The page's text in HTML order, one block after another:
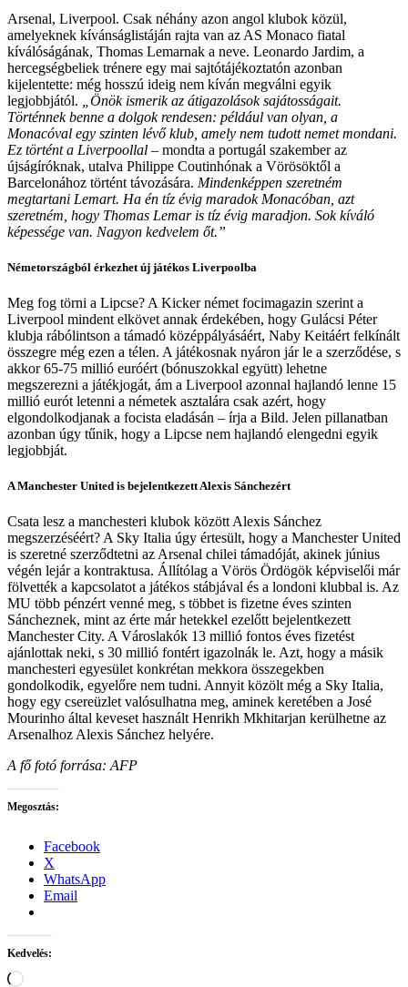
Arsenal, Liverpool. Csak néhány azon angol klubok közül,
amelyeknek kívánságlistáján rajta van az AS Monaco fiatal
kíválóságának, Thomas Lemarnak a neve. Leonardo Jardim, a
hercegségbeliek trénere egy mai sajtótájékoztatón azonban
kijelentette: még hosszú ideig nem kíván megválni egyik
legjobbjától.
„Önök ismerik az átigazolások sajátosságait.
Történnek benne a dolgok rendesen: például van olyan, a
Monacóval egy szinten lévő klub, amely nem tudott nemet mondani.
Ez történt a Liverpoollal – mondta a portugál szakember az
újságíróknak, utalva Philippe Coutinhónak a Vörösöktől a
Barcelonához történt távozására. Mindenképpen szeretném
megtartani Lemart. Ha én tíz évig maradok Monacóban, azt
szeretném, hogy Thomas Lemar is tíz évig maradjon. Sok kíváló
képessége van. Nagyon kedvelem őt.”
Németországból érkezhet új játékos Liverpoolba
Meg fog törni a Lipcse? A Kicker német focimagazin szerint a
Liverpool mindent elkövet annak érdekében, hogy Gulácsi Péter
klubja rábólintson a támadó középpályásáért, Naby Keitáért felkínált
összegre még ezen a télen. A játékosnak nyáron jár le a szerződése, s
akkor 65-75 millió euróért (bónuszokkal együtt) lehetne
megszerezni a játékjogát, ám a Liverpool azonnal hajlandó lenne 15
millió eurót letenni a németek asztalára csak azért, hogy
elgondolkodjanak a focista eladásán – írja a Bild. Jelen pillanatban
azonban úgy tűnik, hogy a Lipcse nem hajlandó elengedni egyik
legjobbját.
A Manchester United is bejelentkezett Alexis Sánchezért
Csata lesz a manchesteri klubok között Alexis Sánchez
megszerzéséért? A Sky Italia úgy értesült, hogy a Manchester United
is szeretné szerződtetni az Arsenal chilei támadóját, akinek június
végén lejár a kontraktusa. Állítólag a Vörös Ördögök képviselői már
fölvették a kapcsolatot a játékos stábjával és a londoni klubbal is. Az
MU több pénzért venné meg, s többet is fizetne éves szinten
Sáncheznek, mint az érte már hetekkel ezelőtt bejelentkezett
Manchester City. A Városlakók 13 millió fontos éves fizetést
ajánlottak neki, s 30 millió fontért igazolnák le. Azt, hogy a másik
manchesteri egyesület konkrétan mekkora összegekben
gondolkodik, egyelőre nem tudni. Annyit közölt még a Sky Italia,
hogy egy csereüzlet valósulhatna meg, aminek keretében a José
Mourinho által keveset használt Henrikh Mkhitarjan kerülhetne az
Arsenalhoz Alexis Sánchez helyére.
A fő fotó forrása: AFP
Megosztás:
Facebook
X
WhatsApp
Email
Kedvelés:
Loading…